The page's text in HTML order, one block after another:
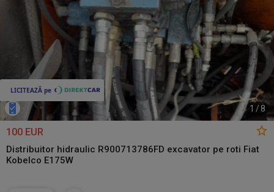
1 / 8
100 EUR
Distribuitor hidraulic R900713786FD excavator pe roti Fiat
Kobelco E175W